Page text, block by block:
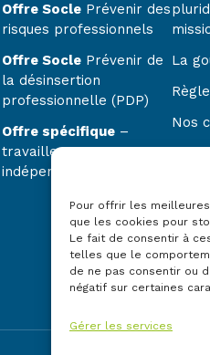
Pour offrir les
que les cookies pour
Le fait de consentir à
telles que le
de ne pas consentir ou
négatif sur certaines
Gérer les services
Offre SoclePrévenir des
risques professionnels
Offre SoclePrévenir de
la désinsertion
professionnelle (PDP)
Offre spécifique–
travailleurs
indépendants
La
Nos
Nos